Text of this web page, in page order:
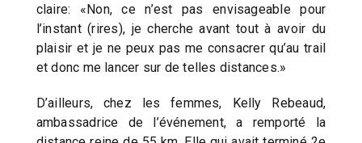
claire: «Non, ce n’est pas envisageable pour
l’instant (rires), je cherche avant tout à avoir du
plaisir et je ne peux pas me consacrer qu’au trail
et donc me lancer sur de telles distances.»
D’ailleurs, chez les femmes, Kelly Rebeaud,
ambassadrice de l’événement, a remporté la